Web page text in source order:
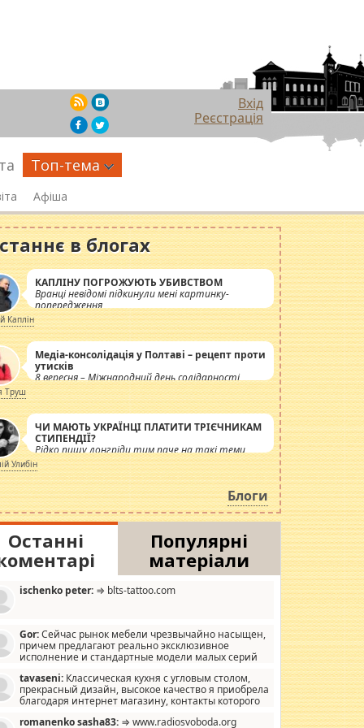
Вхід
Реєстрація
Топ-тема
Афіша
в блогах
КАПЛІНУ ПОГРОЖУЮТЬ УБИВСТВОМ
Вранці невідомі підкинули мені картинку-
попередження
Каплін
Медіа-консолідація у Полтаві – рецепт проти
утисків
8 вересня – Міжнародний день солідарності
журналістів.
Труш
ЧИ МАЮТЬ УКРАЇНЦІ ПЛАТИТИ ТРІЄЧНИКАМ
СТИПЕНДІЇ?
Рідко пишу лонгріди тим паче на такі теми,
але вже просто дістало! Обурюють сьогоднішні
інсенуації навколо стипендіального питання.
Штучно роздувається ще одна соціальна
катастрофа.
Улибін
Блоги
Останні
Популярні
матеріали
ischenko peter: ⇒ blts-tattoo.com
Gor:Сейчас рынок мебели чрезвычайно насыщен,
причем предлагают реально эксклюзивное
исполнение и стандартные модели малых серий
мало походит на стандартные формы, в MebelOk,
и что главное - со вкусом все в порядке,
ненужных наворотов удорожающих мебель, а это не
tavaseni: Классическая кухня с угловым столом,
прекрасный дизайн, высокое качество я приобрела
благодаря интернет магазину, контакты которого
romanenko sasha83: ⇒ www.radiosvoboda.org